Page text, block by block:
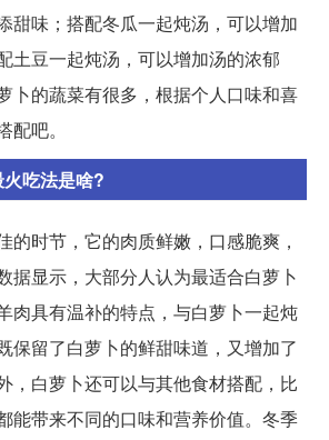
甜味；搭配冬瓜一起炖汤，可以增加
土豆一起炖汤，可以增加汤的浓郁
卜的蔬菜有很多，根据个人口味和喜
吧。
吃法是啥?
的时节，它的肉质鲜嫩，口感脆爽，
据显示，大部分人认为最适合白萝卜
肉具有温补的特点，与白萝卜一起炖
保留了白萝卜的鲜甜味道，又增加了
，白萝卜还可以与其他食材搭配，比
能带来不同的口味和营养价值。冬季